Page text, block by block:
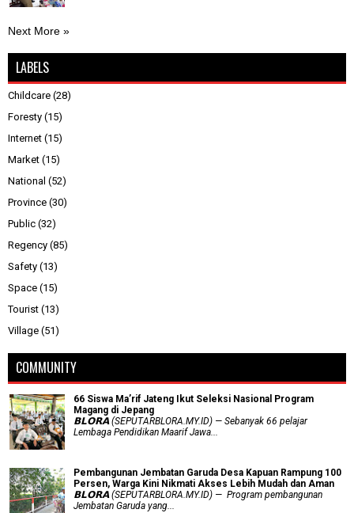
Next More »
LABELS
Childcare (28)
Foresty (15)
Internet (15)
Market (15)
National (52)
Province (30)
Public (32)
Regency (85)
Safety (13)
Space (15)
Tourist (13)
Village (51)
COMMUNITY
66 Siswa Ma’rif Jateng Ikut Seleksi Nasional Program
Magang di Jepang
𝗕𝗟𝗢𝗥𝗔 (SEPUTARBLORA.MY.ID) — Sebanyak 66 pelajar
Lembaga Pendidikan Maarif Jawa...
Pembangunan Jembatan Garuda Desa Kapuan Rampung 100
Persen, Warga Kini Nikmati Akses Lebih Mudah dan Aman
𝗕𝗟𝗢𝗥𝗔 (SEPUTARBLORA.MY.ID) — Program pembangunan
Jembatan Garuda yang...